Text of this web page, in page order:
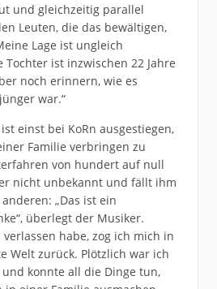
und gleichzeitig parallel
Leuten, die das bewältigen,
Lage ist ungleich
ist inzwischen 22 Jahre
noch erinnern, wie es
war.“
einst bei KoRn ausgestiegen,
Familie verbringen zu
von hundert auf null
nicht unbekannt und fällt ihm
„Das ist ein
überlegt der Musiker.
verlassen habe, zog ich mich in
Welt zurück. Plötzlich war ich
und konnte all die Dinge tun,